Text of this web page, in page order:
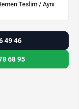
Teslim / Aynı
49 46
68 95